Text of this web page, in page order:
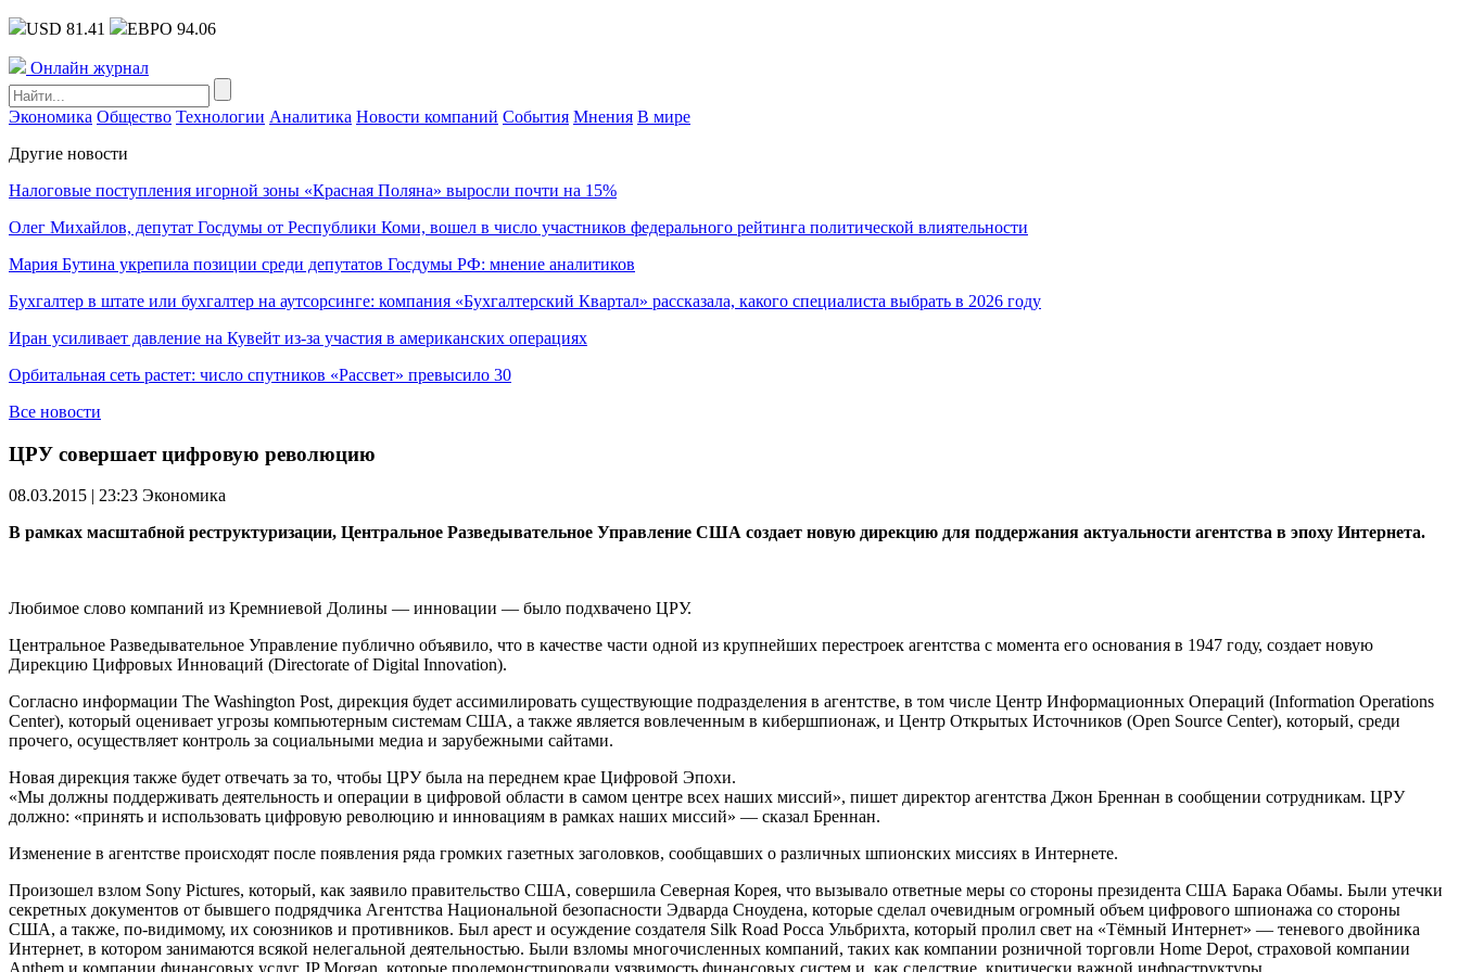
USD 81.41 ЕВРО 94.06
Онлайн журнал
Экономика Общество Технологии Аналитика Новости компаний События Мнения В мире
Другие новости
Налоговые поступления игорной зоны «Красная Поляна» выросли почти на 15%
Олег Михайлов, депутат Госдумы от Республики Коми, вошел в число участников федерального рейтинга политической влиятельности
Мария Бутина укрепила позиции среди депутатов Госдумы РФ: мнение аналитиков
Бухгалтер в штате или бухгалтер на аутсорсинге: компания «Бухгалтерский Квартал» рассказала, какого специалиста выбрать в 2026 году
Иран усиливает давление на Кувейт из-за участия в американских операциях
Орбитальная сеть растет: число спутников «Рассвет» превысило 30
Все новости
ЦРУ совершает цифровую революцию
08.03.2015 | 23:23 Экономика
В рамках масштабной реструктуризации, Центральное Разведывательное Управление США создает новую дирекцию для поддержания актуальности агентства в эпоху Интернета.
Любимое слово компаний из Кремниевой Долины — инновации — было подхвачено ЦРУ.
Центральное Разведывательное Управление публично объявило, что в качестве части одной из крупнейших перестроек агентства с момента его основания в 1947 году, создает новую
Дирекцию Цифровых Инноваций (Directorate of Digital Innovation).
Согласно информации The Washington Post, дирекция будет ассимилировать существующие подразделения в агентстве, в том числе Центр Информационных Операций (Information Operations
Center), который оценивает угрозы компьютерным системам США, а также является вовлеченным в кибершпионаж, и Центр Открытых Источников (Open Source Center), который, среди
прочего, осуществляет контроль за социальными медиа и зарубежными сайтами.
Новая дирекция также будет отвечать за то, чтобы ЦРУ была на переднем крае Цифровой Эпохи.
«Мы должны поддерживать деятельность и операции в цифровой области в самом центре всех наших миссий», пишет директор агентства Джон Бреннан в сообщении сотрудникам. ЦРУ
должно: «принять и использовать цифровую революцию и инновациям в рамках наших миссий» — сказал Бреннан.
Изменение в агентстве происходят после появления ряда громких газетных заголовков, сообщавших о различных шпионских миссиях в Интернете.
Произошел взлом Sony Pictures, который, как заявило правительство США, совершила Северная Корея, что вызывало ответные меры со стороны президента США Барака Обамы. Были утечки
секретных документов от бывшего подрядчика Агентства Национальной безопасности Эдварда Сноудена, которые сделал очевидным огромный объем цифрового шпионажа со стороны
США, а также, по-видимому, их союзников и противников. Был арест и осуждение создателя Silk Road Росса Ульбрихта, который пролил свет на «Тёмный Интернет» — теневого двойника
Интернет, в котором занимаются всякой нелегальной деятельностью. Были взломы многочисленных компаний, таких как компании розничной торговли Home Depot, страховой компании